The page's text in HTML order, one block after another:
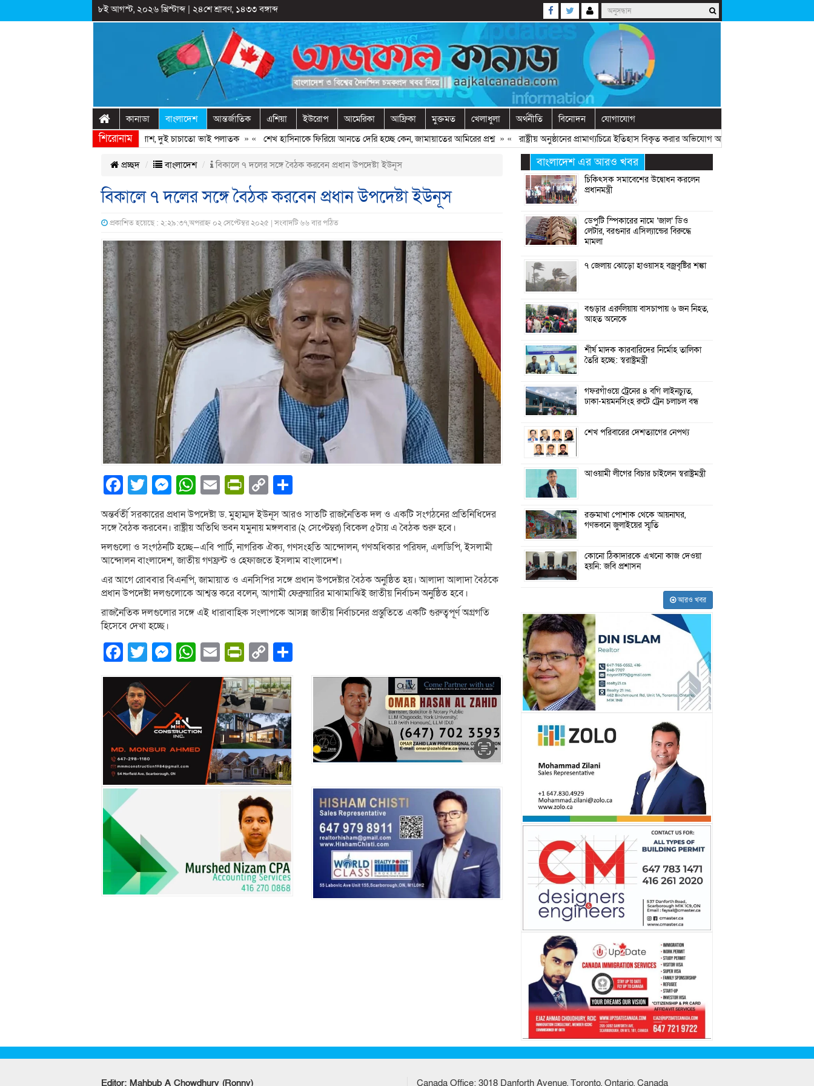
৮ই আগস্ট, ২০২৬ খ্রিস্টাব্দ| ২৪শে শ্রাবণ, ১৪৩৩ বঙ্গাব্দ
কানাডা বাংলাদেশ আন্তর্জাতিক এশিয়া ইউরোপ আমেরিকা আফ্রিকা মুক্তমত খেলাধুলা অর্থনীতি বিনোদন যোগাযোগ
শিরোনাম
পাশের ডোবায় মিললো যুবদল নেতার লাশ, দুই চাচাতো ভাই পলাতক» « শেখ হাসিনাকে ফিরিয়ে আনতে দেরি হচ্ছে কেন, জামায়াতের আমিরের প্রশ্ন» « রাষ্ট্রীয় অনুষ্ঠানের প্রামাণ্যচিত্রে ইতিহাস বিকৃত করার অভিযোগ আখতার হোসেনের
প্রচ্ছদ বাংলাদেশ বিকালে ৭ দলের সঙ্গে বৈঠক করবেন প্রধান উপদেষ্টা ইউনূস
বিকালে ৭ দলের সঙ্গে বৈঠক করবেন প্রধান উপদেষ্টা ইউনূস
প্রকাশিত হয়েছে : ২:২৯:৩৭,অপরাহ্ন ০২ সেপ্টেম্বর ২০২৫ | সংবাদটি ৬৬ বার পঠিত
Facebook
Twitter
Messenger
WhatsApp
EmailPrintFriendly
Copy
Link
অন্তর্বর্তী সরকারের প্রধান উপদেষ্টা ড. মুহাম্মদ ইউনূস আরও সাতটি রাজনৈতিক দল ও একটি সংগঠনের প্রতিনিধিদের
সঙ্গে বৈঠক করবেন। রাষ্ট্রীয় অতিথি ভবন যমুনায় মঙ্গলবার (২ সেপ্টেম্বর) বিকেল ৫টায় এ বৈঠক শুরু হবে।
দলগুলো ও সংগঠনটি হচ্ছে—এবি পার্টি, নাগরিক ঐক্য, গণসংহতি আন্দোলন, গণঅধিকার পরিষদ, এলডিপি, ইসলামী
আন্দোলন বাংলাদেশ, জাতীয় গণফ্রন্ট ও হেফাজতে ইসলাম বাংলাদেশ।
এর আগে রোববার বিএনপি, জামায়াত ও এনসিপির সঙ্গে প্রধান উপদেষ্টার বৈঠক অনুষ্ঠিত হয়। আলাদা আলাদা বৈঠকে
প্রধান উপদেষ্টা দলগুলোকে আশ্বস্ত করে বলেন, আগামী ফেব্রুয়ারির মাঝামাঝিই জাতীয় নির্বাচন অনুষ্ঠিত হবে।
রাজনৈতিক দলগুলোর সঙ্গে এই ধারাবাহিক সংলাপকে আসন্ন জাতীয় নির্বাচনের প্রস্তুতিতে একটি গুরুত্বপূর্ণ অগ্রগতি
হিসেবে দেখা হচ্ছে।
Facebook
Twitter
Messenger
WhatsApp
EmailPrintFriendly
Copy
Link
বাংলাদেশ এর আরও খবর
চিকিৎসক সমাবেশের উদ্বোধন করলেন
প্রধানমন্ত্রী
ডেপুটি স্পিকারের নামে ‘জাল’ ডিও
লেটার, বরগুনার এসিল্যান্ডের বিরুদ্ধে
মামলা
৭ জেলায় ঝোড়ো হাওয়াসহ বজ্রবৃষ্টির শঙ্কা
বগুড়ার এরুলিয়ায় বাসচাপায় ৬ জন নিহত,
আহত অনেকে
শীর্ষ মাদক কারবারিদের নির্মোহ তালিকা
তৈরি হচ্ছে: স্বরাষ্ট্রমন্ত্রী
গফরগাঁওয়ে ট্রেনের ৪ বগি লাইনচ্যুত,
ঢাকা-ময়মনসিংহ রুটে ট্রেন চলাচল বন্ধ
শেখ পরিবারের দেশত্যাগের নেপথ্য
আওয়ামী লীগের বিচার চাইলেন স্বরাষ্ট্রমন্ত্রী
রক্তমাখা পোশাক থেকে আয়নাঘর,
গণভবনে জুলাইয়ের স্মৃতি
কোনো ঠিকাদারকে এখনো কাজ দেওয়া
হয়নি: জবি প্রশাসন
আরও খবর
Editor: Mahbub A Chowdhury (Ronny) Canada Office: 3018 Danforth Avenue, Toronto, Ontario, Canada